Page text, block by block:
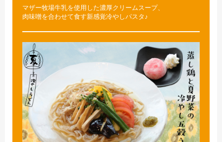
マザー牧場牛乳を使用した濃厚クリームスープ、
肉味噌を合わせて食す新感覚冷やしパスタ♪